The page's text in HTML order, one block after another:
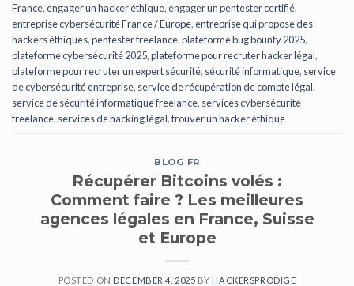
France,engager un hacker éthique,engager un pentester certifié,
entreprise cybersécurité France / Europe,entreprise qui propose des
hackers éthiques,pentester freelance,plateforme bug bounty 2025,
plateforme cybersécurité 2025,plateforme pour recruter hacker légal,
plateforme pour recruter un expert sécurité, sécurité informatique, service
de cybersécurité entreprise, service de récupération de compte légal,
service de sécurité informatique freelance, services cybersécurité
freelance, services de hacking légal,trouver un hacker éthique
BLOG FR
Récupérer Bitcoins volés :
Comment faire ? Les meilleures
agences légales en France, Suisse
et Europe
POSTED ON DECEMBER 4, 2025 BY HACKERSPRODIGE